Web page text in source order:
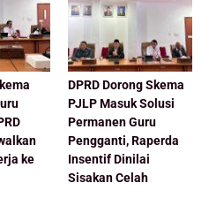
ke
DPRD Dorong Skema
PJLP Masuk Solusi
Permanen Guru
Pengganti, Raperda
Insentif Dinilai
Sisakan Celah